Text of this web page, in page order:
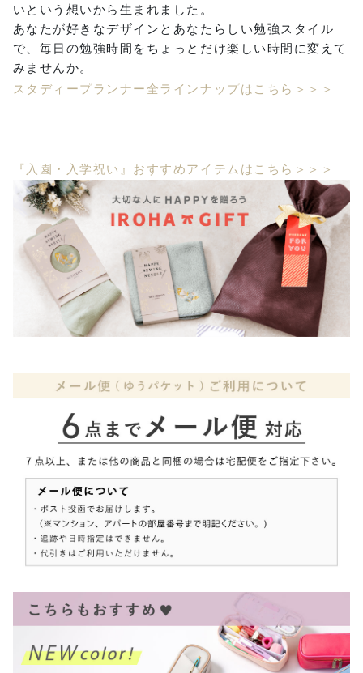
いという想いから生まれました。
あなたが好きなデザインとあなたらしい勉強スタイル
で、毎日の勉強時間をちょっとだけ楽しい時間に変えて
みませんか。
スタディープランナー全ラインナップはこちら＞＞＞
『入園・入学祝い』おすすめアイテムはこちら＞＞＞